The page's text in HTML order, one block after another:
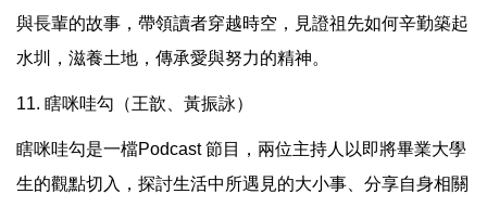
與長輩的故事，帶領讀者穿越時空，見證祖先如何辛勤築起
水圳，滋養土地，傳承愛與努力的精神。
11. 瞎咪哇勾（王歆、黃振詠）
瞎咪哇勾是一檔Podcast 節目，兩位主持人以即將畢業大學
生的觀點切入，探討生活中所遇見的大小事、分享自身相關